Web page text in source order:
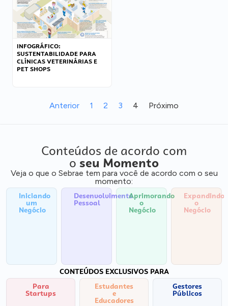
INFOGRÁFICO:
SUSTENTABILIDADE PARA
CLÍNICAS VETERINÁRIAS E
PET SHOPS
Anterior 1 2 3 4 Próximo
Conteúdos de acordo com
o seu Momento
Veja o que o Sebrae tem para você de acordo com o seu
momento:
Iniciando
um
Negócio
Desenvolvimento
Pessoal
Aprimorando
o
Negócio
Expandindo
o
Negócio
CONTEÚDOS EXCLUSIVOS PARA
Para
Startups
Estudantes
e
Educadores
Gestores
Públicos